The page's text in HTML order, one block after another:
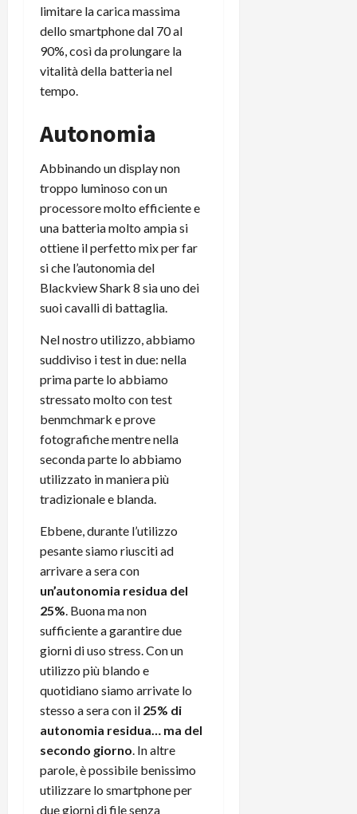
limitare la carica massima
dello smartphone dal 70 al
90%, così da prolungare la
vitalità della batteria nel
tempo.
Autonomia
Abbinando un display non
troppo luminoso con un
processore molto efficiente e
una batteria molto ampia si
ottiene il perfetto mix per far
si che l’autonomia del
Blackview Shark 8 sia uno dei
suoi cavalli di battaglia.
Nel nostro utilizzo, abbiamo
suddiviso i test in due: nella
prima parte lo abbiamo
stressato molto con test
benmchmark e prove
fotografiche mentre nella
seconda parte lo abbiamo
utilizzato in maniera più
tradizionale e blanda.
Ebbene, durante l’utilizzo
pesante siamo riusciti ad
arrivare a sera con
un’autonomia residua del
25%. Buona ma non
sufficiente a garantire due
giorni di uso stress. Con un
utilizzo più blando e
quotidiano siamo arrivate lo
stesso a sera con il 25% di
autonomia residua… ma del
secondo giorno. In altre
parole, è possibile benissimo
utilizzare lo smartphone per
due giorni di file senza